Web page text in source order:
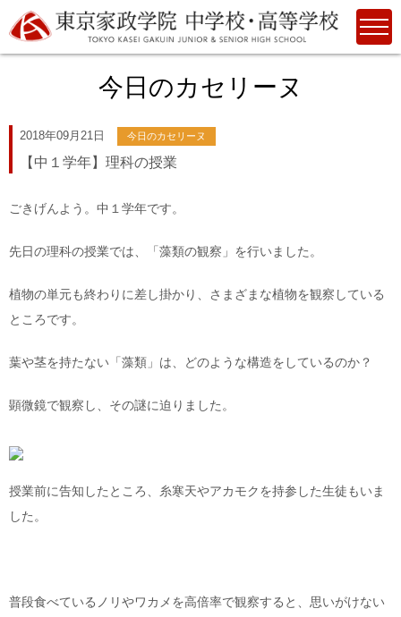
今日のカセリーヌ
2018年09月21日 今日のカセリーヌ
【中１学年】理科の授業
ごきげんよう。中１学年です。
先日の理科の授業では、「藻類の観察」を行いました。
植物の単元も終わりに差し掛かり、さまざまな植物を観察している
ところです。
葉や茎を持たない「藻類」は、どのような構造をしているのか？
顕微鏡で観察し、その謎に迫りました。
授業前に告知したところ、糸寒天やアカモクを持参した生徒もいま
した。
普段食べているノリやワカメを高倍率で観察すると、思いがけない